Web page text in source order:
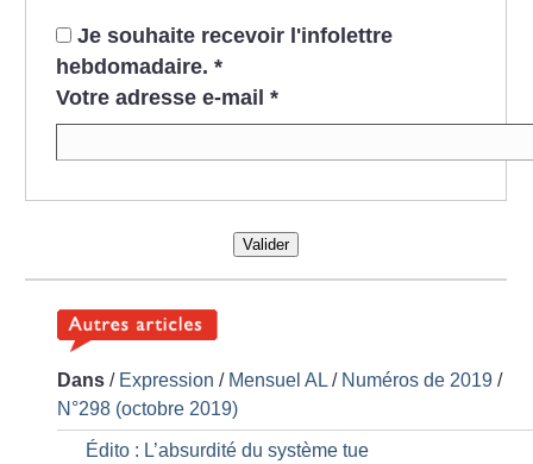
Je souhaite recevoir l'infolettre
hebdomadaire. *
Votre adresse e-mail *
Valider
Dans / Expression / Mensuel AL / Numéros de 2019 /
N°298 (octobre 2019)
Édito : L’absurdité du système tue